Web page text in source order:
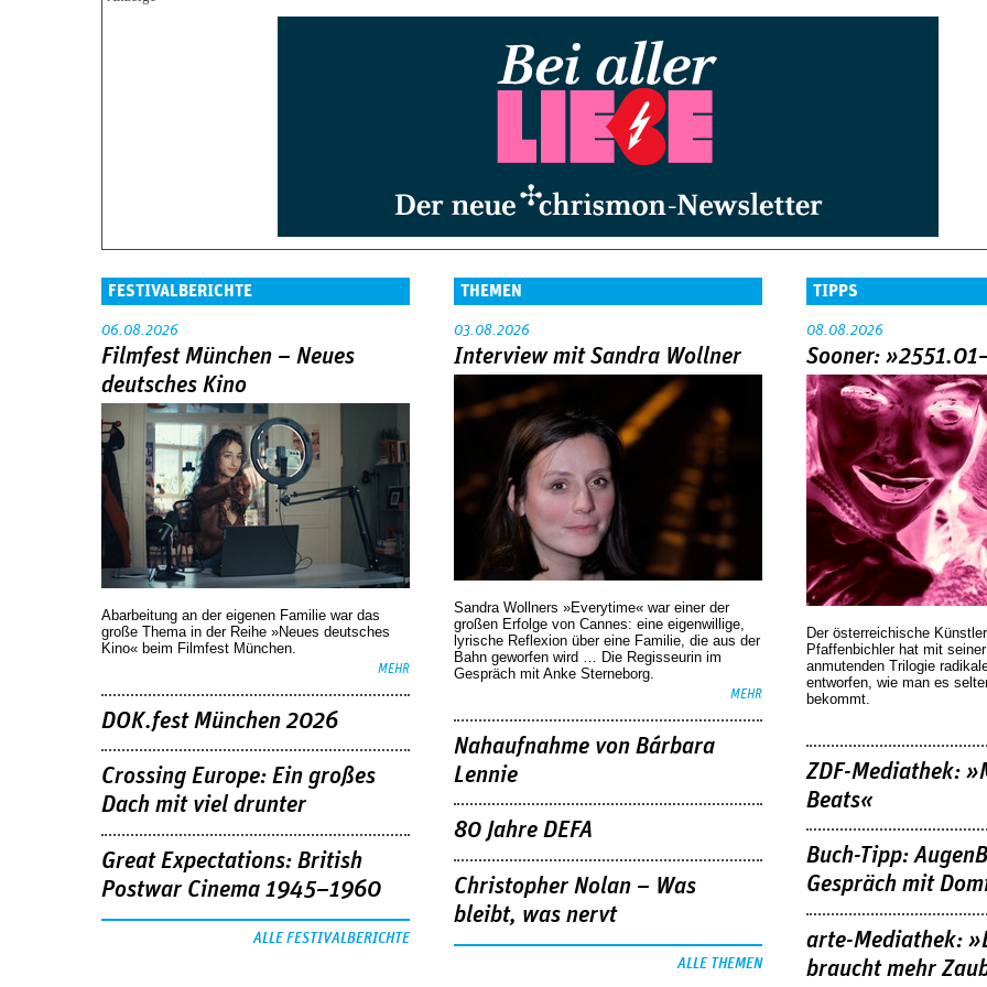
FESTIVALBERICHTE
06.08.2026
Filmfest München – Neues
deutsches Kino
Abarbeitung an der eigenen Familie war das
große Thema in der Reihe »Neues deutsches
Kino« beim Filmfest München.
MEHR
DOK.fest München 2026
Crossing Europe: Ein großes
Dach mit viel drunter
Great Expectations: British
Postwar Cinema 1945–1960
ALLE FESTIVALBERICHTE
THEMEN
03.08.2026
Interview mit Sandra Wollner
Sandra Wollners »Everytime« war einer der
großen Erfolge von Cannes: eine eigenwillige,
lyrische Reflexion über eine ­Familie, die aus der
Bahn geworfen wird … Die Regisseurin im
Gespräch mit Anke Sterneborg.
MEHR
Nahaufnahme von Bárbara
Lennie
80 Jahre DEFA
Christopher Nolan – Was
bleibt, was nervt
ALLE THEMEN
TIPPS
08.08.2026
Sooner:
Der österreichische
Pfaffenbichler hat mit
anmutenden Trilogie
entworfen, wie man es
bekommt.
ZDF-Mediathek:
Beats«
Buch-Tipp:
Gespräch mit
arte-Mediathek:
braucht mehr